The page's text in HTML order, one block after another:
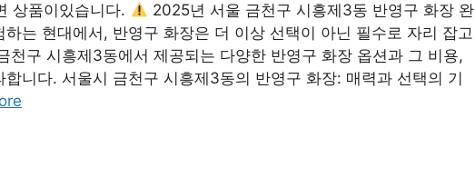
상품이있습니다.
2025년 서울 금천구 시흥제3동 반영구 화장 완
는 현대에서, 반영구 화장은 더 이상 선택이 아닌 필수로 자리 잡고
천구 시흥제3동에서 제공되는 다양한 반영구 화장 옵션과 그 비용,
니다. 서울시 금천구 시흥제3동의 반영구 화장: 매력과 선택의 기